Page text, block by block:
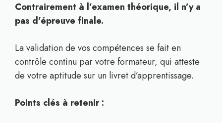
Contrairement à l’examen théorique, il n’y a
pas d’épreuve finale.
La validation de vos compétences se fait en
contrôle continu par votre formateur, qui atteste
de votre aptitude sur un livret d’apprentissage.
Points clés à retenir :